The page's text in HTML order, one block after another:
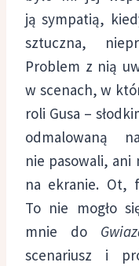
ją sympatią,
sztuczna,
Problem z nią
w scenach, w
roli Gusa –
odmalowaną
nie pasowali,
na ekranie. Ot,
To nie mogło
mnie do
scenariusz i